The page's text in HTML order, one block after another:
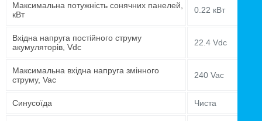
Максимальна потужність сонячних панелей,
кВт
0.22 кВт
Вхідна напруга постійного струму
акумуляторів, Vdc
22.4 Vdc
Максимальна вхідна напруга змінного
струму, Vac
240 Vac
Синусоїда Чиста